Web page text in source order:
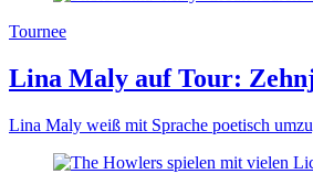
Tournee
Lina Maly auf Tour:
Lina Maly weiß mit Sprache poetisch